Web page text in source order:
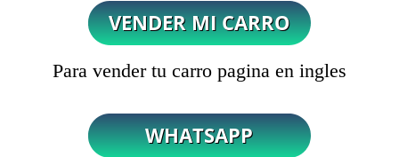
Para vender tu carro pagina en ingles